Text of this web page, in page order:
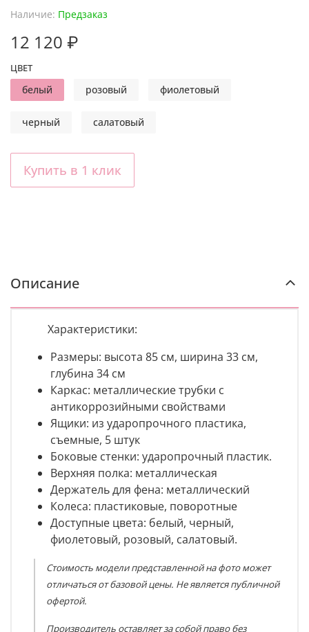
Наличие: Предзаказ
12 120 ₽
Купить в 1 клик
ЦВЕТ
белый розовый фиолетовый
черный салатовый
Описание
Характеристики:
Размеры: высота 85 см, ширина 33 см,
глубина 34 см
Каркас: металлические трубки с
антикоррозийными свойствами
Ящики: из ударопрочного пластика,
съемные, 5 штук
Боковые стенки: ударопрочный пластик.
Верхняя полка: металлическая
Держатель для фена: металлический
Колеса: пластиковые, поворотные
Доступные цвета: белый, черный,
фиолетовый, розовый, салатовый.
Стоимость модели представленной на фото может
отличаться от базовой цены. Не является публичной
офертой.
Производитель оставляет за собой право без